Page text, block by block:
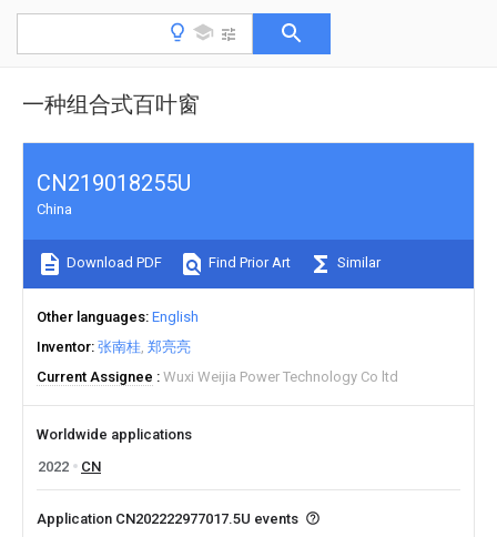
一种组合式百叶窗
CN219018255U
China
Download PDF Find Prior Art Similar
Other languages English
Inventor 张南桂 郑亮亮
Current Assignee
Wuxi Weijia Power Technology Co ltd
Worldwide applications
2022
CN
Application CN202222977017.5U events